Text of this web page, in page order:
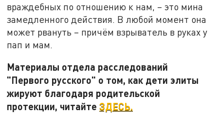
враждебных по отношению к нам, – это мина
замедленного действия. В любой момент она
может рвануть – причём взрыватель в руках у
пап и мам.
Материалы отдела расследований
"Первого русского" о том, как дети элиты
жируют благодаря родительской
протекции, читайтеЗДЕСЬ.